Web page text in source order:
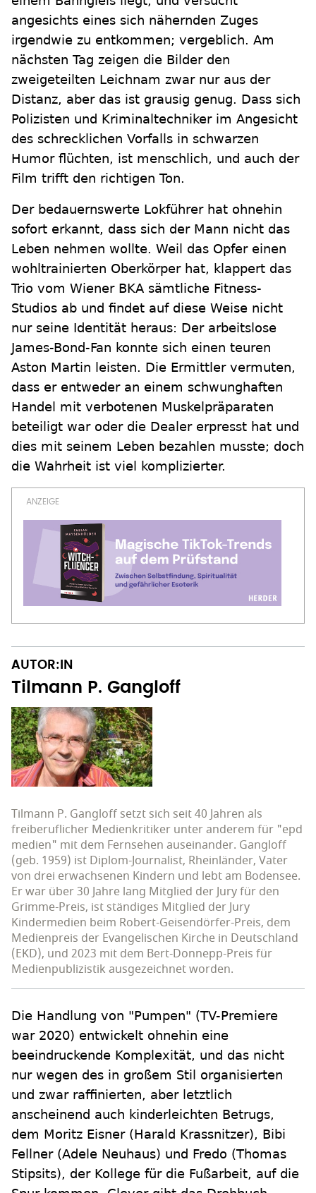
angesichts eines sich nähernden Zuges
irgendwie zu entkommen; vergeblich. Am
nächsten Tag zeigen die Bilder den
zweigeteilten Leichnam zwar nur aus der
Distanz, aber das ist grausig genug. Dass sich
Polizisten und Kriminaltechniker im Angesicht
des schrecklichen Vorfalls in schwarzen
Humor flüchten, ist menschlich, und auch der
Film trifft den richtigen Ton.
Der bedauernswerte Lokführer hat ohnehin
sofort erkannt, dass sich der Mann nicht das
Leben nehmen wollte. Weil das Opfer einen
wohltrainierten Oberkörper hat, klappert das
Trio vom Wiener BKA sämtliche Fitness-
Studios ab und findet auf diese Weise nicht
nur seine Identität heraus: Der arbeitslose
James-Bond-Fan konnte sich einen teuren
Aston Martin leisten. Die Ermittler vermuten,
dass er entweder an einem schwunghaften
Handel mit verbotenen Muskelpräparaten
beteiligt war oder die Dealer erpresst hat und
dies mit seinem Leben bezahlen musste; doch
die Wahrheit ist viel komplizierter.
AUTOR:IN
Tilmann P. Gangloff
Tilmann P. Gangloff setzt sich seit 40 Jahren als
freiberuflicher Medienkritiker unter anderem für "epd
medien" mit dem Fernsehen auseinander. Gangloff
(geb. 1959) ist Diplom-Journalist, Rheinländer, Vater
von drei erwachsenen Kindern und lebt am Bodensee.
Er war über 30 Jahre lang Mitglied der Jury für den
Grimme-Preis, ist ständiges Mitglied der Jury
Kindermedien beim Robert-Geisendörfer-Preis, dem
Medienpreis der Evangelischen Kirche in Deutschland
(EKD), und 2023 mit dem Bert-Donnepp-Preis für
Medienpublizistik ausgezeichnet worden.
Die Handlung von "Pumpen" (TV-Premiere
war 2020) entwickelt ohnehin eine
beeindruckende Komplexität, und das nicht
nur wegen des in großem Stil organisierten
und zwar raffinierten, aber letztlich
anscheinend auch kinderleichten Betrugs,
dem Moritz Eisner (Harald Krassnitzer), Bibi
Fellner (Adele Neuhaus) und Fredo (Thomas
Stipsits), der Kollege für die Fußarbeit, auf die